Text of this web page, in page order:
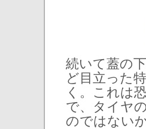
続いて蓋の
ど目立った
く。これは
で、タイヤ
のではない